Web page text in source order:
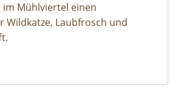
im Mühlviertel einen
Wildkatze, Laubfrosch und